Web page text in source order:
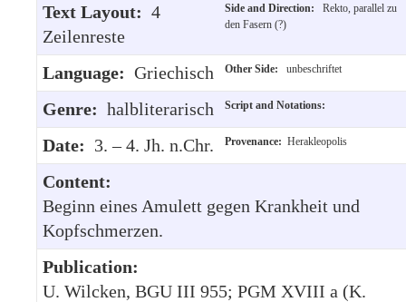
Text Layout: 4
Zeilenreste
Side and Direction:
Rekto, parallel zu
den Fasern (?)
Language: Griechisch Other Side: unbeschriftet
Genre: halbliterarisch Script and Notations:
Date: 3. – 4. Jh. n.Chr. Provenance: Herakleopolis
Content:
Beginn eines Amulett gegen Krankheit und
Kopfschmerzen.
Publication:
U. Wilcken, BGU III 955; PGM XVIII a (K.